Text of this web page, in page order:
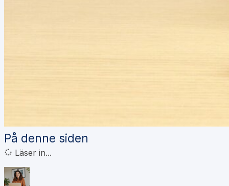
På denne siden
Läser in...